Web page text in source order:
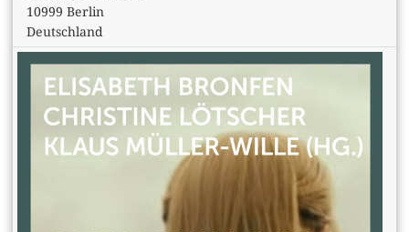
10999 Berlin
Deutschland